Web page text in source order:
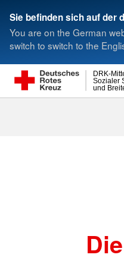
Sie befinden sich auf der
You are on the German
switch to switch to the
und
Sozialer
DRK-